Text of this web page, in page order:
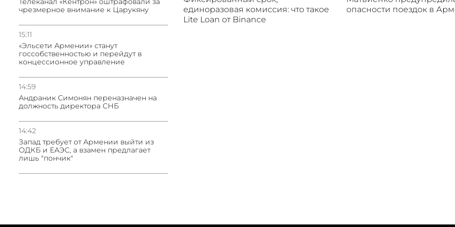
чрезмерное внимание к Царукяну
15:11
«Эльсети Армении» станут
госсобственностью и перейдут в
концессионное управление
14:59
Андраник Симонян переназначен на
должность директора СНБ
14:42
Запад требует от Армении выйти из
ОДКБ и ЕАЭС, а взамен предлагает
лишь "пончик"
единоразовая комиссия: что такое
Lite Loan от Binance
опасности поездок в